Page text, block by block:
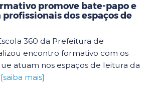
promove bate-papo e
dos espaços de
360 da Prefeitura de
encontro formativo com os
atuam nos espaços de leitura da
[saiba mais]